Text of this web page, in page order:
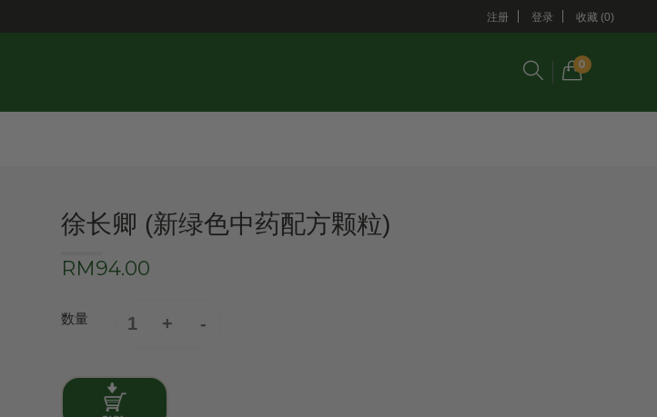
注册 登录 收藏 (0)
0
徐长卿 (新绿色中药配方颗粒)
RM94.00
数量